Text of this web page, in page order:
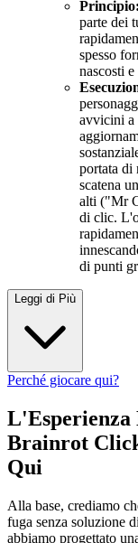
Principio:
parte dei
spesso
nascosti
avvicini a
portata di
scatena
alti ("Mr
di clic.
di punti
Leggi di Più
Perché giocare qui?
Brainrot
Qui
Alla base, crediamo
fuga senza soluzione
abbiamo progettato